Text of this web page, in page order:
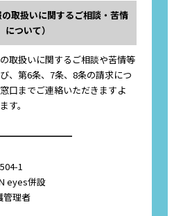
取扱いに関するご相談・苦情
について）
取扱いに関するご相談や苦情等
、第6条、7条、8条の請求につ
口までご連絡いただきますよ
す。
1
eyes併設
管理者